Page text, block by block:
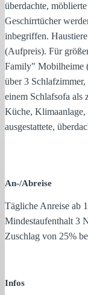
überdachte,
Geschirrtücher
inbegriffen.
(Aufpreis). Für
Family" Mobilheime
über 3
einem Schlafsofa als
Küche,
ausgestattete,
An-/Abreise
Tägliche Anreise ab
Mindestaufenthalt 3
Zuschlag von 25%
Infos